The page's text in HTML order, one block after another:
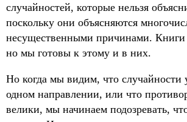
случайностей, которые нельзя
поскольку они объясняются
несущественными причинами.
но мы готовы к этому и в них.
Но когда мы видим, что случайности
одном направлении, или что
велики, мы начинаем подозревать,